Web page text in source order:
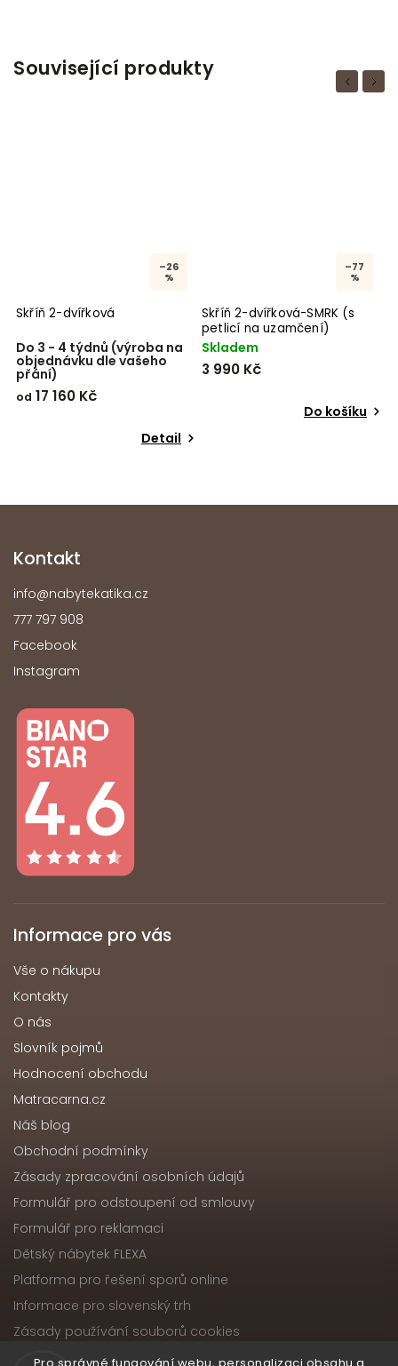
Související produkty Previous
–26
%
Skříň 2-dvířková
Do 3 - 4 týdnů (výroba na
objednávku dle vašeho
přání)
od 17 160 Kč
Detail
–77
%
Skříň 2-dvířková-SMRK (s
petlicí na uzamčení)
Skladem
3 990 Kč
Do košíku
Next
Kontakt
info@nabytekatika.cz
777 797 908
Facebook
Instagram
Informace pro vás
Vše o nákupu
Kontakty
O nás
Slovník pojmů
Hodnocení obchodu
Matracarna.cz
Náš blog
Obchodní podmínky
Zásady zpracování osobních údajů
Formulář pro odstoupení od smlouvy
Formulář pro reklamaci
Dětský nábytek FLEXA
Platforma pro řešení sporů online
Informace pro slovenský trh
Zásady používání souborů cookies